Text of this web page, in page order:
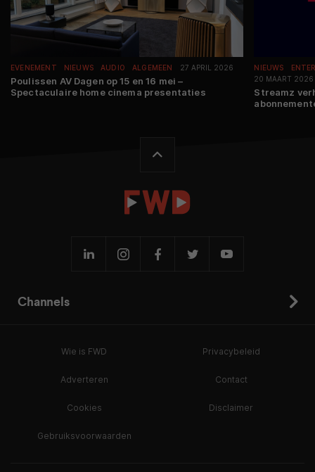
EVENEMENT NIEUWS AUDIO ALGEMEEN 27 APRIL 2026
Poulissen AV Dagen op 15 en 16 mei –
Spectaculaire home cinema presentaties
NIEUWS
20 MAART 2026
Streamz
Channels
Wie is FWD Privacybeleid
Adverteren Contact
Cookies Disclaimer
Gebruiksvoorwaarden